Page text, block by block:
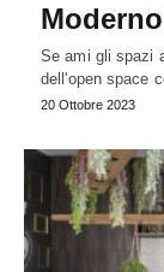
Moderno
Se ami gli spazi
dell'open space
20 Ottobre 2023